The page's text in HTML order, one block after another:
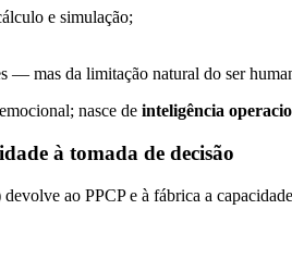
e simulação;
— mas da limitação natural do ser
nasce de inteligência
à tomada de decisão
devolve ao PPCP e à fábrica a